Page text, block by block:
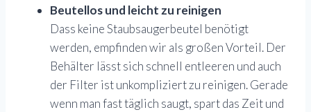
Beutellos und leicht zu reinigen
Dass keine Staubsaugerbeutel benötigt
werden, empfinden wir als großen Vorteil. Der
Behälter lässt sich schnell entleeren und auch
der Filter ist unkompliziert zu reinigen. Gerade
wenn man fast täglich saugt, spart das Zeit und